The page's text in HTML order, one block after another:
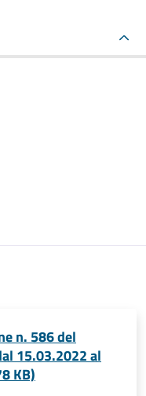
n. 586 del
15.03.2022 al
KB)